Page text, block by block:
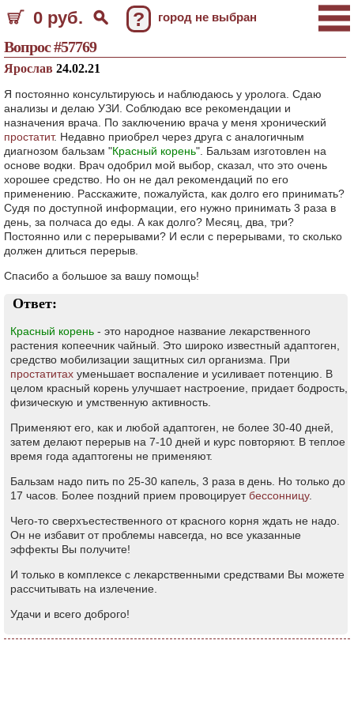
0 руб. ? город не выбран
Вопрос #57769
Ярослав 24.02.21
Я постоянно консультируюсь и наблюдаюсь у уролога. Сдаю
анализы и делаю УЗИ. Соблюдаю все рекомендации и
назначения врача. По заключению врача у меня хронический
простатит. Недавно приобрел через друга с аналогичным
диагнозом бальзам "Красный корень". Бальзам изготовлен на
основе водки. Врач одобрил мой выбор, сказал, что это очень
хорошее средство. Но он не дал рекомендаций по его
применению. Расскажите, пожалуйста, как долго его принимать?
Судя по доступной информации, его нужно принимать 3 раза в
день, за полчаса до еды. А как долго? Месяц, два, три?
Постоянно или с перерывами? И если с перерывами, то сколько
должен длиться перерыв.
Спасибо а большое за вашу помощь!
Ответ:
Красный корень - это народное название лекарственного
растения копеечник чайный. Это широко известный адаптоген,
средство мобилизации защитных сил организма. При
простатитах уменьшает воспаление и усиливает потенцию. В
целом красный корень улучшает настроение, придает бодрость,
физическую и умственную активность.
Применяют его, как и любой адаптоген, не более 30-40 дней,
затем делают перерыв на 7-10 дней и курс повторяют. В теплое
время года адаптогены не применяют.
Бальзам надо пить по 25-30 капель, 3 раза в день. Но только до
17 часов. Более поздний прием провоцируетбессонницу.
Чего-то сверхъестественного от красного корня ждать не надо.
Он не избавит от проблемы навсегда, но все указанные
эффекты Вы получите!
И только в комплексе с лекарственными средствами Вы можете
рассчитывать на излечение.
Удачи и всего доброго!